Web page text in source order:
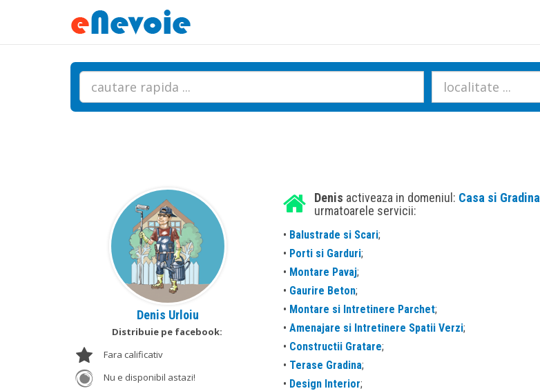
Denis Urloiu
Distribuie pe facebook:
Fara calificativ
Nu e disponibil astazi!
Denis activeaza in domeniul: Casa si Gradina
urmatoarele servicii:
• Balustrade si Scari;
• Porti si Garduri;
• Montare Pavaj;
• Gaurire Beton;
• Montare si Intretinere Parchet;
• Amenajare si Intretinere Spatii Verzi;
• Constructii Gratare;
• Terase Gradina;
• Design Interior;